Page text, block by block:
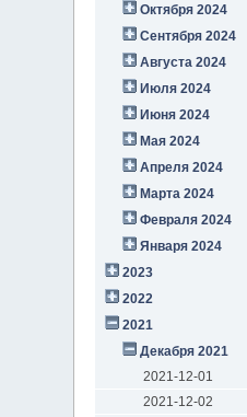
Октября 2024
Сентября 2024
Августа 2024
Июля 2024
Июня 2024
Мая 2024
Апреля 2024
Марта 2024
Февраля 2024
Января 2024
2023
2022
2021
Декабря 2021
2021-12-01
2021-12-02